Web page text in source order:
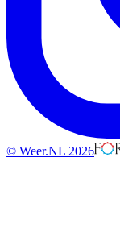
© Weer.NL 2026